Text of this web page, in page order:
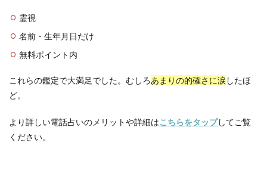
霊視
名前・生年月日だけ
無料ポイント内
これらの鑑定で大満足でした。むしろあまりの的確さに涙 したほ
ど。
より詳しい電話占いのメリットや詳細はこちらをタップしてご覧
ください。